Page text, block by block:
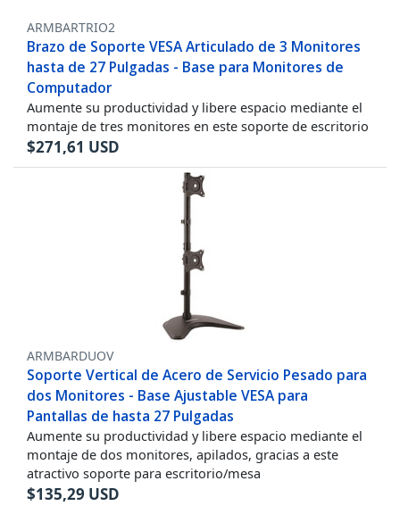
ARMBARTRIO2
Brazo de Soporte VESA Articulado de 3 Monitores
hasta de 27 Pulgadas - Base para Monitores de
Computador
Aumente su productividad y libere espacio mediante el
montaje de tres monitores en este soporte de escritorio
$271,61 USD
ARMBARDUOV
Soporte Vertical de Acero de Servicio Pesado para
dos Monitores - Base Ajustable VESA para
Pantallas de hasta 27 Pulgadas
Aumente su productividad y libere espacio mediante el
montaje de dos monitores, apilados, gracias a este
atractivo soporte para escritorio/mesa
$135,29 USD